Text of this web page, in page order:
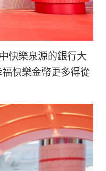
快樂泉源的銀行大
快樂金幣更多得從